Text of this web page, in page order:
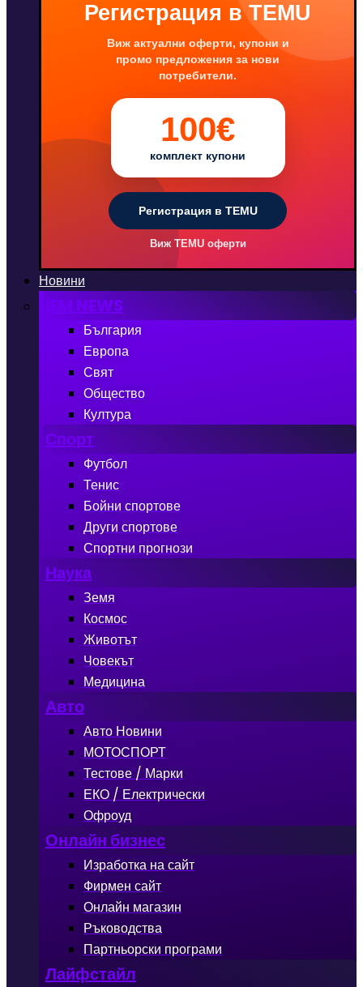
Регистрация в TEMU
Виж актуални оферти, купони и
промо предложения за нови
потребители.
100€
комплект купони
Регистрация в TEMU
Виж TEMU оферти
Новини
iEM NEWS
България
Европа
Свят
Общество
Култура
Спорт
Футбол
Тенис
Бойни спортове
Други спортове
Спортни прогнози
Наука
Земя
Космос
Животът
Човекът
Медицина
Авто
Авто Новини
МОТОСПОРТ
Тестове / Марки
ЕКО / Електрически
Офроуд
Онлайн бизнес
Изработка на сайт
Фирмен сайт
Онлайн магазин
Ръководства
Партньорски програми
Лайфстайл